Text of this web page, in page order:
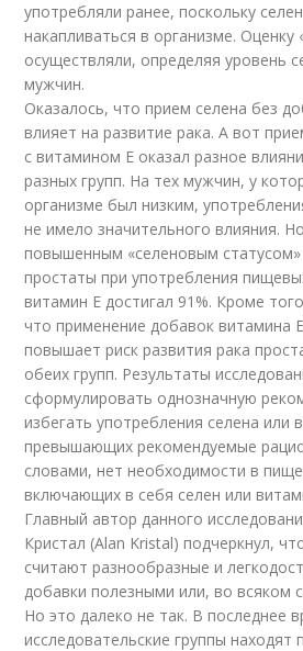
употребляли ранее, поскольку
накапливаться в организме. Оценку
осуществляли, определяя уровень
мужчин.
Оказалось, что прием селена без
влияет на развитие рака. А вот
с витамином Е оказал разное
разных групп. На тех мужчин, у
организме был низким,
не имело значительного влияния.
повышенным «селеновым статусом»
простаты при употребления
витамин Е достигал 91%. Кроме
что применение добавок витамина
повышает риск развития рака
обеих групп. Результаты
сформулировать однозначную
избегать употребления селена или
превышающих рекомендуемые
словами, нет необходимости в
включающих в себя селен или
Главный автор данного
Кристал (Alan Kristal) подчеркнул,
считают разнообразные и
добавки полезными или, во всяком
Но это далеко не так. В последнее
исследовательские группы находят